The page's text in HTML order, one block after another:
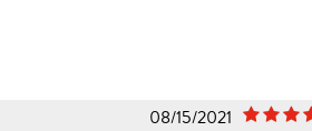
08/15/2021